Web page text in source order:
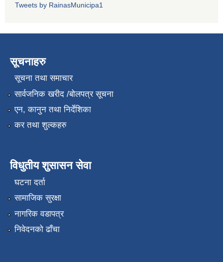
Tweets by RainasMunicipa1
सूचनाहरु
सूचना तथा समाचार
सार्वजनिक खरीद /बोलपत्र सूचना
एन, कानुन तथा निर्देशिका
कर तथा शुल्कहरु
विधुतीय शुसासन सेवा
घटना दर्ता
सामाजिक सुरक्षा
नागरिक वडापत्र
निवेदनको ढाँचा